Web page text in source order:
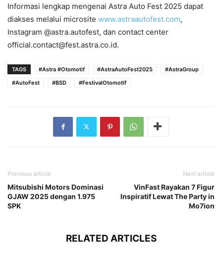
Informasi lengkap mengenai Astra Auto Fest 2025 dapat
diakses melalui microsite www.astraautofest.com,
Instagram @astra.autofest, dan contact center
official.contact@fest.astra.co.id.
TAGS #Astra #Otomotif #AstraAutoFest2025
#AstraGroup
#AutoFest
#BSD #FestivalOtomotif
Previous article
Mitsubishi Motors Dominasi
GJAW 2025 dengan 1.975
SPK
Next article
VinFast Rayakan 7 Figur
Inspiratif Lewat The Party in
Mo7ion
RELATED ARTICLES